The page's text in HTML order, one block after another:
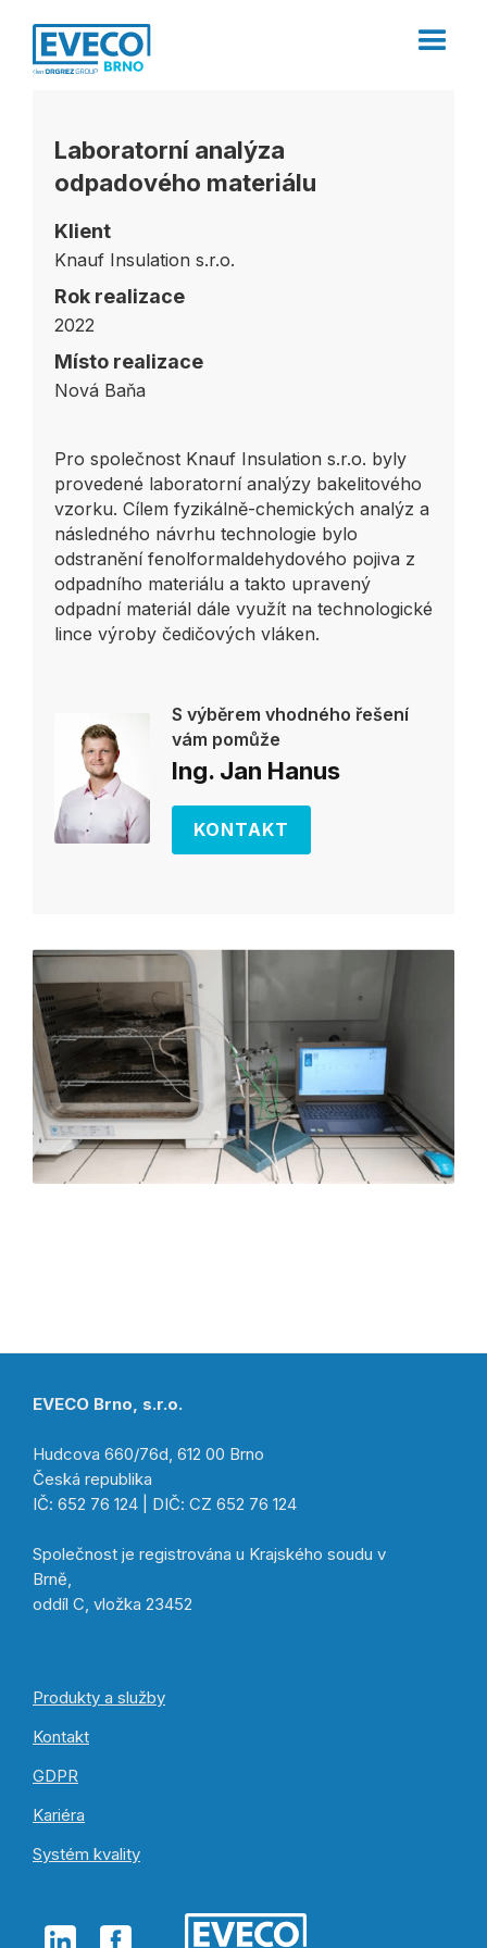
Laboratorní analýza
odpadového materiálu
Klient
Knauf Insulation s.r.o.
Rok realizace
2022
Místo realizace
Nová Baňa
Pro společnost Knauf Insulation s.r.o. byly
provedené laboratorní analýzy bakelitového
vzorku. Cílem fyzikálně-chemických analýz a
následného návrhu technologie bylo
odstranění fenolformaldehydového pojiva z
odpadního materiálu a takto upravený
odpadní materiál dále využít na technologické
lince výroby čedičových vláken.
S výběrem vhodného řešení
vám pomůže
Ing. Jan Hanus
KONTAKT
EVECO Brno, s.r.o.
Hudcova 660/76d, 612 00 Brno
Česká republika
IČ: 652 76 124 | DIČ: CZ 652 76 124
Společnost je registrována u Krajského soudu v
Brně,
oddíl C, vložka 23452
Produkty a služby
Kontakt
GDPR
Kariéra
Systém kvality